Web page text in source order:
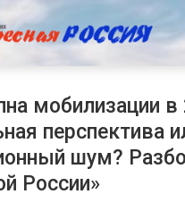
мобилизации в
перспектива
шум?
России»